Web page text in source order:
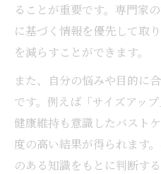
ることが重要です。専門家
に基づく情報を優先して取
を減らすことができます。
また、自分の悩みや目的に
です。例えば「サイズアッ
健康維持も意識したバスト
度の高い結果が得られます
のある知識をもとに判断す